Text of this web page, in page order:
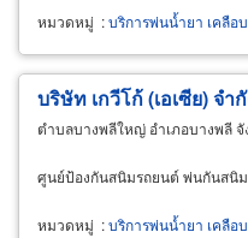
หมวดหมู่ :บริการพ่นน้ำยา เคลือ
บริษัท เกวีโก้ (เอเซีย) จำ
ตำบลบางพลีใหญ่ อำเภอบางพลี
ศูนย์ป้องกันสนิมรถยนต์ พ่นกันสนิ
หมวดหมู่ :บริการพ่นน้ำยา เคลือ